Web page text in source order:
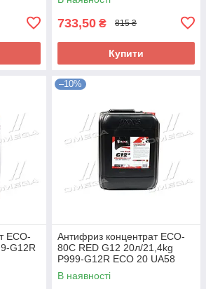
733,50 ₴ 815 ₴
Купити
ECO-
G12R
–10%
Антифриз концентрат ECO-
80C RED G12 20л/21,4kg
P999-G12R ECO 20 UA58
В наявності